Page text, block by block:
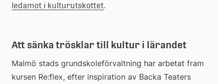
ledamot i kulturutskottet.
Att sänka trösklar till kultur i lärandet
Malmö stads grundskoleförvaltning har arbetat fram
kursen Re:flex, efter inspiration av Backa Teaters